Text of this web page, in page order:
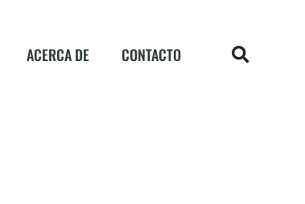
ACERCA DE CONTACTO